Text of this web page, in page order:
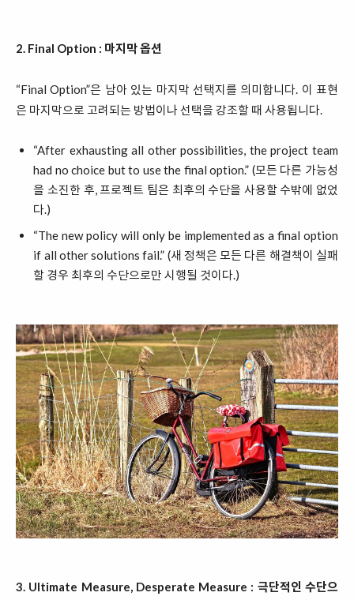
2. Final Option : 마지막 옵션
“Final Option”은 남아 있는 마지막 선택지를 의미합니다. 이 표현
은 마지막으로 고려되는 방법이나 선택을 강조할 때 사용됩니다.
“After exhausting all other possibilities, the project team
had no choice but to use the final option.” (모든 다른 가능성
을 소진한 후, 프로젝트 팀은 최후의 수단을 사용할 수밖에 없었
다.)
“The new policy will only be implemented as a final option
if all other solutions fail.” (새 정책은 모든 다른 해결책이 실패
할 경우 최후의 수단으로만 시행될 것이다.)
3. Ultimate Measure, Desperate Measure : 극단적인 수단으